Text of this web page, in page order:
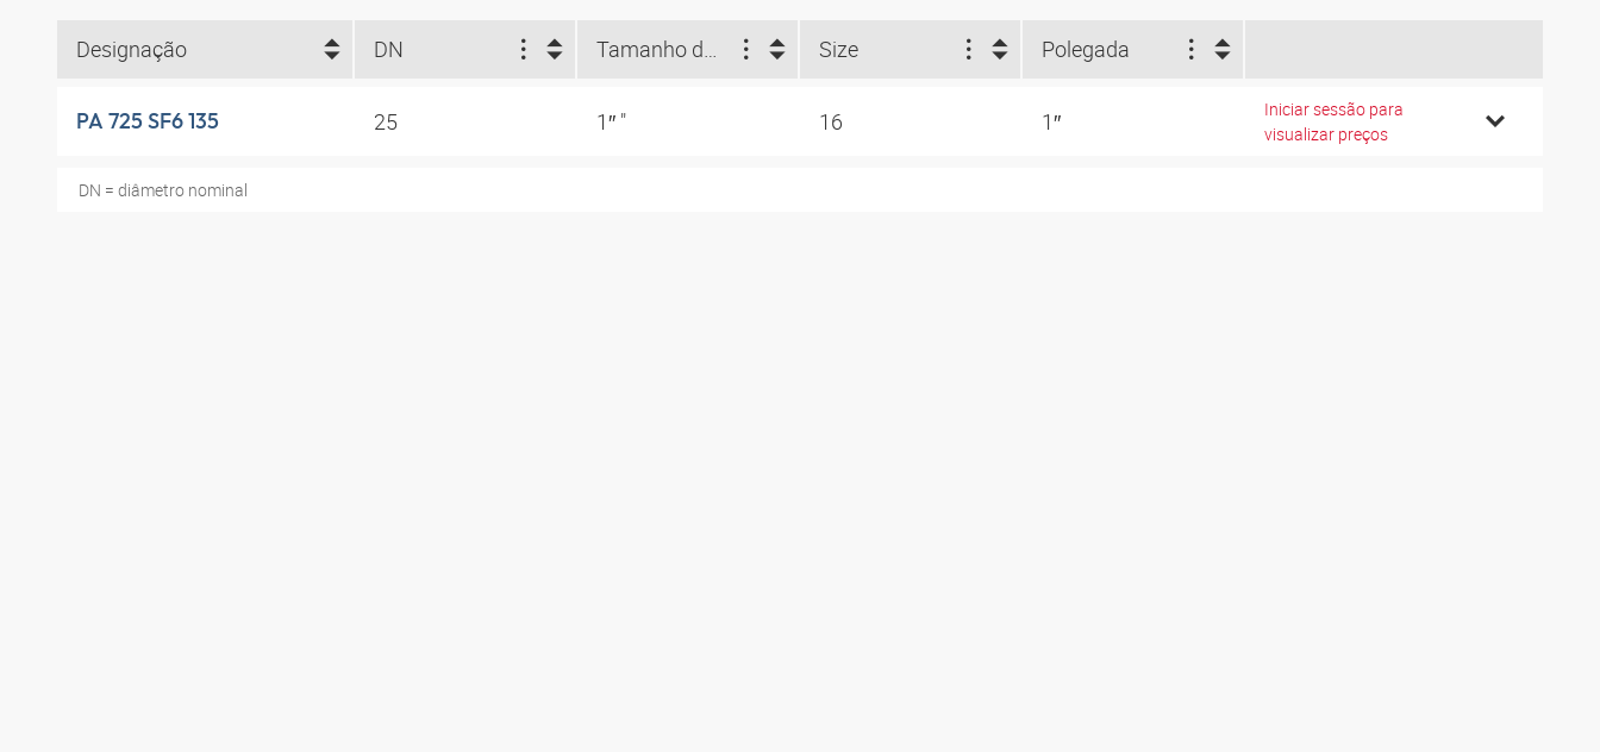
Designação DN Tamanho do flange (") Size Polegada
PA 725 SF6 135 25 1″ " 16 1″
Iniciar sessão para
visualizar preços
DN = diâmetro nominal